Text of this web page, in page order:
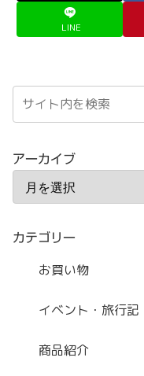
LINE
アーカイブ
カテゴリー
お買い物
イベント・旅行記
商品紹介